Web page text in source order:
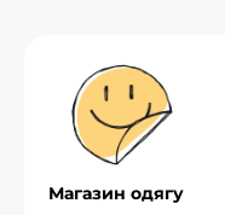
Магазин одягу